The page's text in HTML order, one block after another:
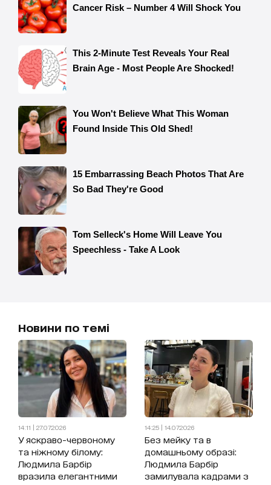
Новини по темі
14:11 | 27.07.2026
У яскраво-червоному
та ніжному білому:
Людмила Барбір
вразила елегантними
14:25 | 14.07.2026
Без мейку та в
домашньому образі:
Людмила Барбір
замилувала кадрами з